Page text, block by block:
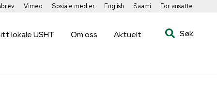
Vimeo Sosiale medier English Saami For ansatte
lokale USHT Om oss Aktuelt Søk